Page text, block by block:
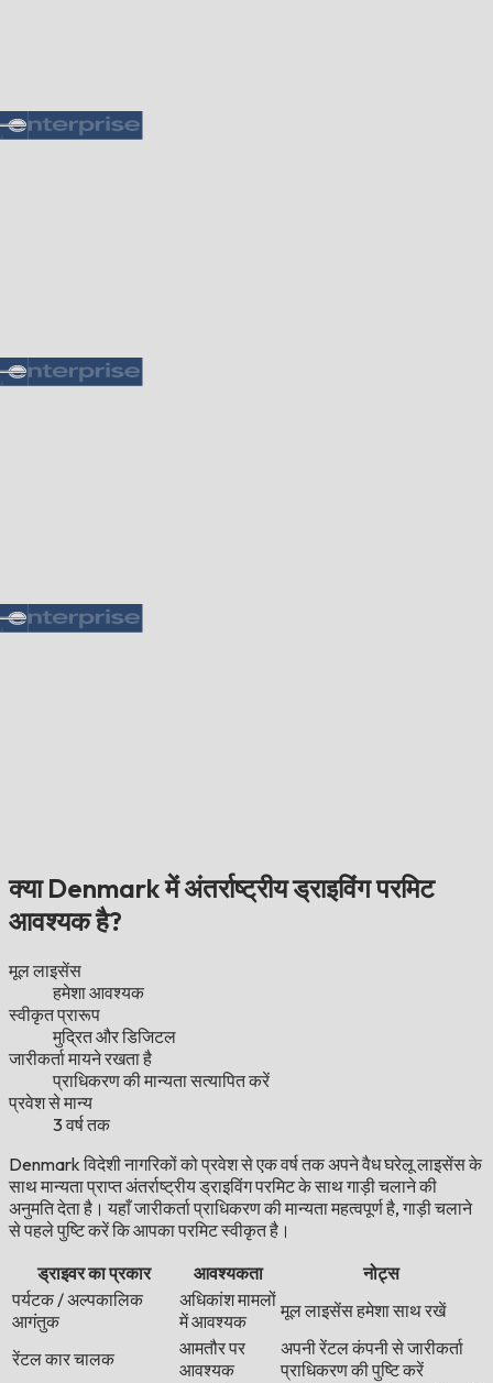
क्या Denmark में अंतर्राष्ट्रीय ड्राइविंग परमिट
आवश्यक है?
मूल लाइसेंस
हमेशा आवश्यक
स्वीकृत प्रारूप
मुद्रित और डिजिटल
जारीकर्ता मायने रखता है
प्राधिकरण की मान्यता सत्यापित करें
प्रवेश से मान्य
3 वर्ष तक
Denmark विदेशी नागरिकों को प्रवेश से एक वर्ष तक अपने वैध घरेलू लाइसेंस के
साथ मान्यता प्राप्त अंतर्राष्ट्रीय ड्राइविंग परमिट के साथ गाड़ी चलाने की
अनुमति देता है। यहाँ जारीकर्ता प्राधिकरण की मान्यता महत्वपूर्ण है, गाड़ी चलाने
से पहले पुष्टि करें कि आपका परमिट स्वीकृत है।
ड्राइवर का प्रकार
आवश्यकता
नोट्स
पर्यटक / अल्पकालिक
आगंतुक
अधिकांश मामलों
में आवश्यक
मूल लाइसेंस हमेशा साथ रखें
रेंटल कार चालक
आमतौर पर
आवश्यक
अपनी रेंटल कंपनी से जारीकर्ता
प्राधिकरण की पुष्टि करें